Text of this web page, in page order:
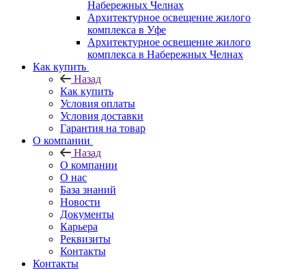
Набережных Челнах
Архитектурное освещение жилого
комплекса в Уфе
Архитектурное освещение жилого
комплекса в Набережных Челнах
Как купить
Назад
Как купить
Условия оплаты
Условия доставки
Гарантия на товар
О компании
Назад
О компании
О нас
База знаний
Новости
Документы
Карьера
Реквизиты
Контакты
Контакты